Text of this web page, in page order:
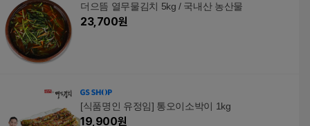
더으뜸 열무물김치 5kg / 국내산 농산물
23,700원
[식품명인 유정임] 통오이소박이 1kg
19,900원